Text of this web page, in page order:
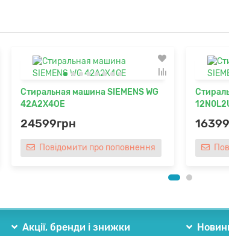
Стиральная машина SIEMENS WG
42A2X4OE
24599грн
Повідомити про поповнення
Акції, бренди і знижки